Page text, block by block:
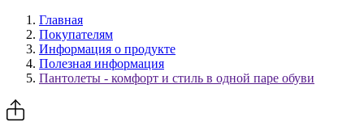
Главная
Покупателям
Информация о продукте
Полезная информация
Пантолеты - комфорт и стиль в одной паре обуви